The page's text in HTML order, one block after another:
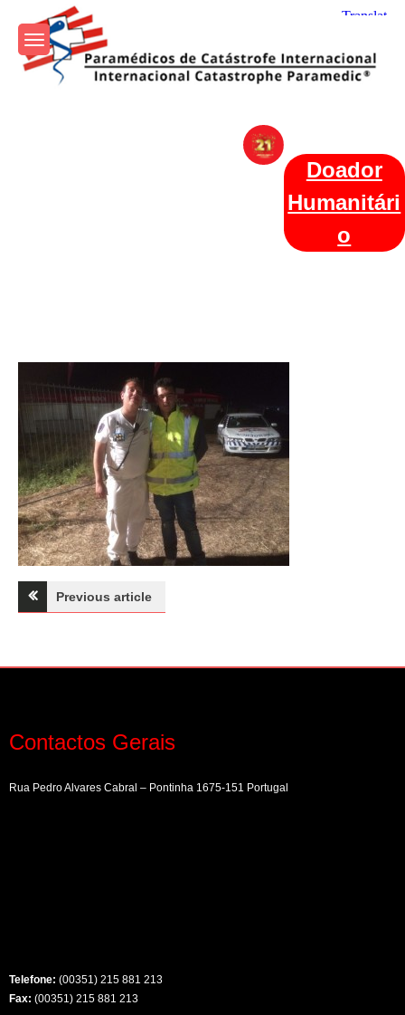
content
Internacional
Doador
Humanitári
o
Navegação
artigos
Previous article
Contactos Gerais
Rua Pedro Alvares Cabral – Pontinha 1675-151 Portugal
Telefone: (00351) 215 881 213
Fax: (00351) 215 881 213